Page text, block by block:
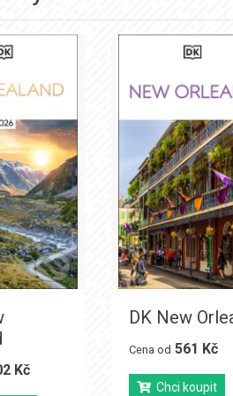
Kč
DK New
Cena od 561 Kč
Chci koupit